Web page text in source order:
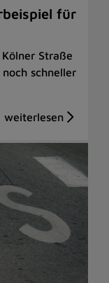
für
Straße
schneller